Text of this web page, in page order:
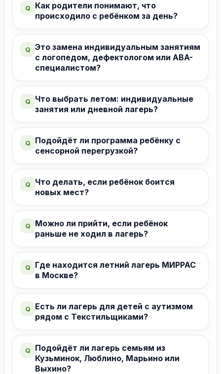
Q
Как родители понимают, что
происходило с ребёнком за день?
Q
Это замена индивидуальным занятиям
с логопедом, дефектологом или ABA-
специалистом?
Q
Что выбрать летом: индивидуальные
занятия или дневной лагерь?
Q
Подойдёт ли программа ребёнку с
сенсорной перегрузкой?
Q
Что делать, если ребёнок боится
новых мест?
Q
Можно ли прийти, если ребёнок
раньше не ходил в лагерь?
Q
Где находится летний лагерь МИРРАС
в Москве?
Q
Есть ли лагерь для детей с аутизмом
рядом с Текстильщиками?
Q
Подойдёт ли лагерь семьям из
Кузьминок, Люблино, Марьино или
Выхино?